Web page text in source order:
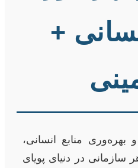
+
منابع انسانی،
در دنیای پویای